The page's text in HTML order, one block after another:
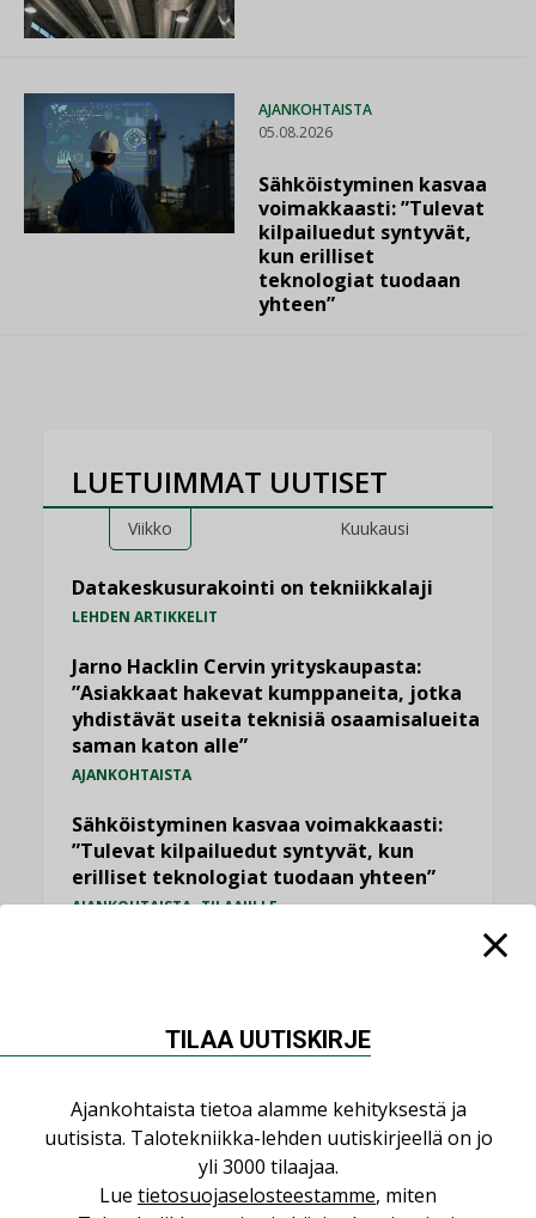
AJANKOHTAISTA
05.08.2026
Sähköistyminen kasvaa
voimakkaasti: ”Tulevat
kilpailuedut syntyvät,
kun erilliset
teknologiat tuodaan
yhteen”
LUETUIMMAT UUTISET
Viikko Kuukausi
Datakeskusurakointi on tekniikkalaji
LEHDEN ARTIKKELIT
Jarno Hacklin Cervin yrityskaupasta:
”Asiakkaat hakevat kumppaneita, jotka
yhdistävät useita teknisiä osaamisalueita
saman katon alle”
AJANKOHTAISTA
Sähköistyminen kasvaa voimakkaasti:
”Tulevat kilpailuedut syntyvät, kun
erilliset teknologiat tuodaan yhteen”
AJANKOHTAISTA,TILAAJILLE
Kaivamattomat menetelmät
vakiinnuttavat asemansa taloyhtiöissä
KATSO KAIKKI
TILAA UUTISKIRJE
Ajankohtaista tietoa alamme kehityksestä ja
uutisista. Talotekniikka-lehden uutiskirjeellä on jo
yli 3000 tilaajaa.
Lue tietosuojaselosteestamme, miten